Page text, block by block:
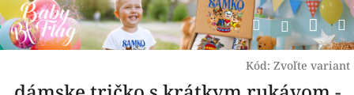
Prejsť
na
obsah
Hľadať
Kód: Zvoľte variant